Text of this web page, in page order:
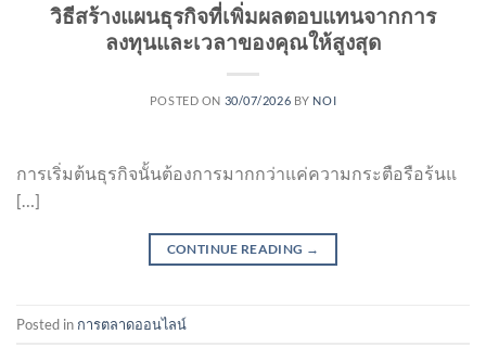
วิธีสร้างแผนธุรกิจที่เพิ่มผลตอบแทนจากการ
ลงทุนและเวลาของคุณให้สูงสุด
POSTED ON 30/07/2026 BY NOI
การเริ่มต้นธุรกิจนั้นต้องการมากกว่าแค่ความกระตือรือร้นแ
[…]
CONTINUE READING →
Posted in การตลาดออนไลน์